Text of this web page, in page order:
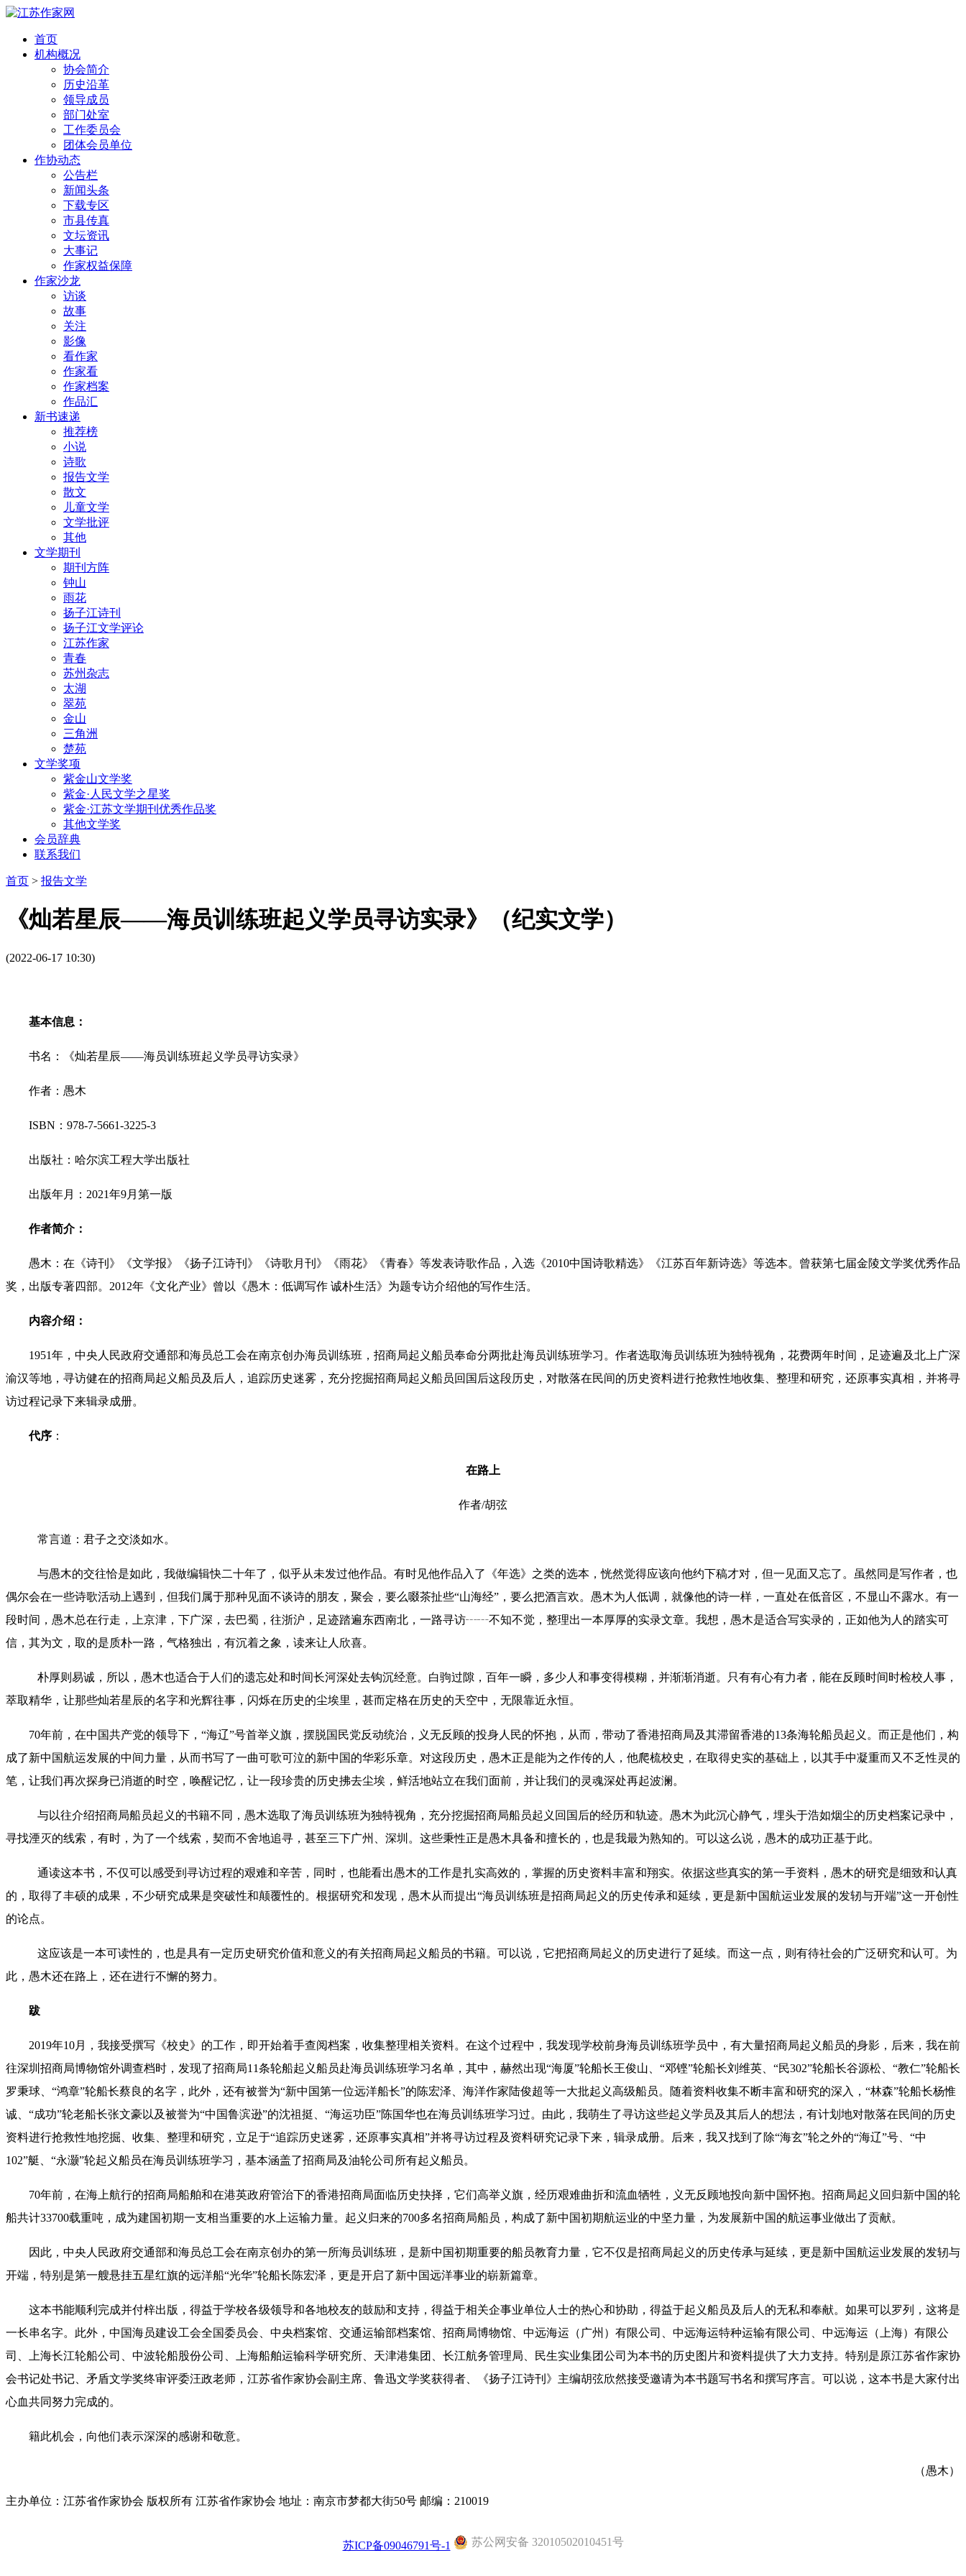
首页
机构概况
协会简介
历史沿革
领导成员
部门处室
工作委员会
团体会员单位
作协动态
公告栏
新闻头条
下载专区
市县传真
文坛资讯
大事记
作家权益保障
作家沙龙
访谈
故事
关注
影像
看作家
作家看
作家档案
作品汇
新书速递
推荐榜
小说
诗歌
报告文学
散文
儿童文学
文学批评
其他
文学期刊
期刊方阵
钟山
雨花
扬子江诗刊
扬子江文学评论
江苏作家
青春
苏州杂志
太湖
翠苑
金山
三角洲
楚苑
文学奖项
紫金山文学奖
紫金·人民文学之星奖
紫金·江苏文学期刊优秀作品奖
其他文学奖
会员辞典
联系我们
首页 > 报告文学
《灿若星辰——海员训练班起义学员寻访实录》（纪实文学）
(2022-06-17 10:30)
基本信息：
书名：《灿若星辰——海员训练班起义学员寻访实录》
作者：愚木
ISBN ：978-7-5661-3225-3
出版社：哈尔滨工程大学出版社
出版年月：2021年9月第一版
作者简介：
愚木：在《诗刊》《文学报》《扬子江诗刊》《诗歌月刊》《雨花》《青春》等发表诗歌作品，入选《2010中国诗歌精选》《江苏百年新诗选》等选本。曾获第七届金陵文学奖优秀作品
奖，出版专著四部。2012年《文化产业》曾以《愚木：低调写作 诚朴生活》为题专访介绍他的写作生活。
内容介绍：
1951年，中央人民政府交通部和海员总工会在南京创办海员训练班，招商局起义船员奉命分两批赴海员训练班学习。作者选取海员训练班为独特视角，花费两年时间，足迹遍及北上广深
渝汉等地，寻访健在的招商局起义船员及后人，追踪历史迷雾，充分挖掘招商局起义船员回国后这段历史，对散落在民间的历史资料进行抢救性地收集、整理和研究，还原事实真相，并将寻
访过程记录下来辑录成册。
代序 ：
在路上
作者/胡弦
常言道：君子之交淡如水。
与愚木的交往恰是如此，我做编辑快二十年了，似乎从未发过他作品。有时见他作品入了《年选》之类的选本 ，恍然觉得应该向他约下稿才对，但一见面又忘了。虽然同是写作者，也
偶尔会在一些诗歌活动上遇到，但我们属于那种见面不谈诗的朋友，聚会，要么啜茶扯些“山海经” ，要么把酒言欢。愚木为人低调，就像他的诗一样，一直处在低音区，不显山不露水。有一
段时间，愚木总在行走，上京津，下广深，去巴蜀，往浙沪，足迹踏遍东西南北，一路寻访┄┄不知不觉，整理出一本厚厚的实录文章。我想，愚木是适合写实录的，正如他为人的踏实可
信，其为文，取的是质朴一路，气格独出，有沉着之象，读来让人欣喜。
朴厚则易诚，所以，愚木也适合于人们的遗忘处和时间长河深处去钩沉经意。白驹过隙，百年一瞬，多少人和事变得模糊，并渐渐消逝。只有有心有力者，能在反顾时间时检校人事，
萃取精华，让那些灿若星辰的名字和光辉往事，闪烁在历史的尘埃里，甚而定格在历史的天空中，无限靠近永恒。
70年前，在中国共产党的领导下，“海辽”号首举义旗，摆脱国民党反动统治，义无反顾的投身人民的怀抱，从而，带动了香港招商局及其滞留香港的13条海轮船员起义。而正是他们，构
成了新中国航运发展的中间力量，从而书写了一曲可歌可泣的新中国的华彩乐章。对这段历史，愚木正是能为之作传的人，他爬梳校史，在取得史实的基础上，以其手中凝重而又不乏性灵的
笔，让我们再次探身已消逝的时空，唤醒记忆，让一段珍贵的历史拂去尘埃，鲜活地站立在我们面前，并让我们的灵魂深处再起波澜。
与以往介绍招商局船员起义的书籍不同，愚木选取了海员训练班为独特视角，充分挖掘招商局船员起义回国后的经历和轨迹。愚木为此沉心静气，埋头于浩如烟尘的历史档案记录中，
寻找湮灭的线索，有时，为了一个线索，契而不舍地追寻，甚至三下广州、深圳。这些秉性正是愚木具备和擅长的，也是我最为熟知的。可以这么说，愚木的成功正基于此。
通读这本书，不仅可以感受到寻访过程的艰难和辛苦，同时，也能看出愚木的工作是扎实高效的，掌握的历史资料丰富和翔实。依据这些真实的第一手资料，愚木的研究是细致和认真
的，取得了丰硕的成果，不少研究成果是突破性和颠覆性的。根据研究和发现，愚木从而提出“海员训练班是招商局起义的历史传承和延续，更是新中国航运业发展的发轫与开端”这一开创性
的论点。
这应该是一本可读性的，也是具有一定历史研究价值和意义的有关招商局起义船员的书籍。可以说，它把招商局起义的历史进行了延续。而这一点，则有待社会的广泛研究和认可。为
此，愚木还在路上，还在进行不懈的努力。
跋
2019年10月，我接受撰写《校史》的工作，即开始着手查阅档案，收集整理相关资料。在这个过程中，我发现学校前身海员训练班学员中，有大量招商局起义船员的身影，后来，我在前
往深圳招商局博物馆外调查档时，发现了招商局11条轮船起义船员赴海员训练班学习名单，其中，赫然出现“海厦”轮船长王俊山、“邓铿”轮船长刘维英、“民302”轮船长谷源松、“教仁”轮船长
罗秉球、“鸿章”轮船长蔡良的名字，此外，还有被誉为“新中国第一位远洋船长”的陈宏泽、海洋作家陆俊超等一大批起义高级船员。随着资料收集不断丰富和研究的深入，“林森”轮船长杨惟
诚、“成功”轮老船长张文豪以及被誉为“中国鲁滨逊”的沈祖挺、“海运功臣”陈国华也在海员训练班学习过。由此，我萌生了寻访这些起义学员及其后人的想法，有计划地对散落在民间的历史
资料进行抢救性地挖掘、收集、整理和研究，立足于“追踪历史迷雾，还原事实真相”并将寻访过程及资料研究记录下来，辑录成册。后来，我又找到了除“海玄”轮之外的“海辽”号、“中
102”艇、“永灏”轮起义船员在海员训练班学习，基本涵盖了招商局及油轮公司所有起义船员。
70年前，在海上航行的招商局船舶和在港英政府管治下的香港招商局面临历史抉择，它们高举义旗，经历艰难曲折和流血牺牲，义无反顾地投向新中国怀抱。招商局起义回归新中国的轮
船共计33700载重吨，成为建国初期一支相当重要的水上运输力量。起义归来的700多名招商局船员，构成了新中国初期航运业的中坚力量，为发展新中国的航运事业做出了贡献。
因此，中央人民政府交通部和海员总工会在南京创办的第一所海员训练班，是新中国初期重要的船员教育力量，它不仅是招商局起义的历史传承与延续，更是新中国航运业发展的发轫与
开端，特别是第一艘悬挂五星红旗的远洋船“光华”轮船长陈宏泽，更是开启了新中国远洋事业的崭新篇章。
这本书能顺利完成并付梓出版，得益于学校各级领导和各地校友的鼓励和支持，得益于相关企事业单位人士的热心和协助，得益于起义船员及后人的无私和奉献。如果可以罗列，这将是
一长串名字。此外，中国海员建设工会全国委员会、中央档案馆、交通运输部档案馆、招商局博物馆、中远海运（广州）有限公司、中远海运特种运输有限公司、中远海运（上海）有限公
司、上海长江轮船公司、中波轮船股份公司、上海船舶运输科学研究所、天津港集团、长江航务管理局、民生实业集团公司为本书的历史图片和资料提供了大力支持。特别是原江苏省作家协
会书记处书记、矛盾文学奖终审评委汪政老师，江苏省作家协会副主席、鲁迅文学奖获得者、《扬子江诗刊》主编胡弦欣然接受邀请为本书题写书名和撰写序言。可以说，这本书是大家付出
心血共同努力完成的。
籍此机会，向他们表示深深的感谢和敬意。
（愚木）
主办单位：江苏省作家协会 版权所有 江苏省作家协会 地址：南京市梦都大街50号 邮编：210019
苏ICP备09046791号-1 苏公网安备 32010502010451号